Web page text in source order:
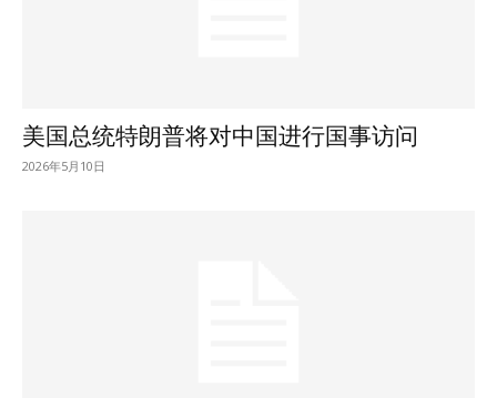
美国总统特朗普将对中国进行国事访问
2026年5月10日